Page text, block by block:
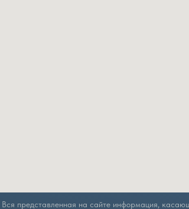
Вся представленная на сайте информация,